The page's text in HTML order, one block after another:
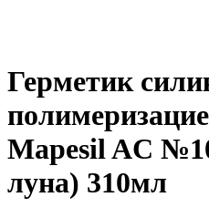
Герметик
Mapesil AC
луна) 310мл